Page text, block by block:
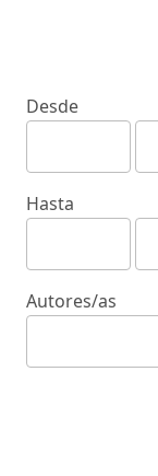
Desde
Hasta
Autores/as